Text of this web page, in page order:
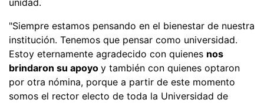
"Siempre estamos pensando en el bienestar de nuestra
institución. Tenemos que pensar como universidad.
Estoy eternamente agradecido con quienes nos
brindaron su apoyo y también con quienes optaron
por otra nómina, porque a partir de este momento
somos el rector electo de toda la Universidad de